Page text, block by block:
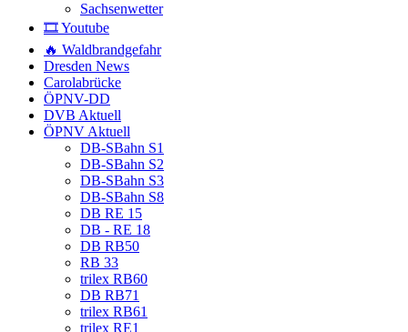
Sachsenwetter
🎞️ Youtube
🔥 Waldbrandgefahr
Dresden News
Carolabrücke
ÖPNV-DD
DVB Aktuell
ÖPNV Aktuell
DB-SBahn S1
DB-SBahn S2
DB-SBahn S3
DB-SBahn S8
DB RE 15
DB - RE 18
DB RB50
RB 33
trilex RB60
DB RB71
trilex RB61
trilex RE1